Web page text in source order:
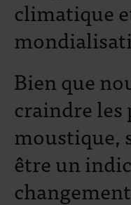
climatique
Bien que
craindre les
moustique,
être un